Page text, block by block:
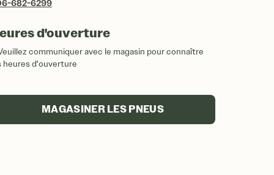
682-6299
d'ouverture
communiquer avec le magasin pour connaître
heures d'ouverture
MAGASINER LES PNEUS